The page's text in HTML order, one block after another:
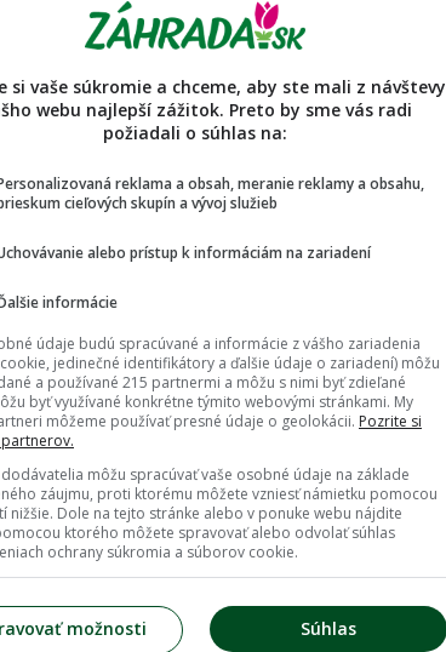
si vaše súkromie a chceme, aby ste mali z návštevy
webu najlepší zážitok. Preto by sme vás radi
požiadali o súhlas na:
reklama a obsah, meranie reklamy a obsahu,
cieľových skupín a vývoj služieb
alebo prístup k informáciám na zariadení
informácie
údaje budú spracúvané a informácie z vášho zariadenia
jedinečné identifikátory a ďalšie údaje o zariadení) môžu
a používané 215 partnermi a môžu s nimi byť zdieľané
byť využívané konkrétne týmito webovými stránkami. My
môžeme používať presné údaje o geolokácii. Pozrite si
môžu spracúvať vaše osobné údaje na základe
záujmu, proti ktorému môžete vzniesť námietku pomocou
nižšie. Dole na tejto stránke alebo v ponuke webu nájdite
ktorého môžete spravovať alebo odvolať súhlas
ochrany súkromia a súborov cookie.
Súhlas
možnosti